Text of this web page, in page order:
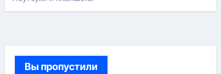
Вы пропустили